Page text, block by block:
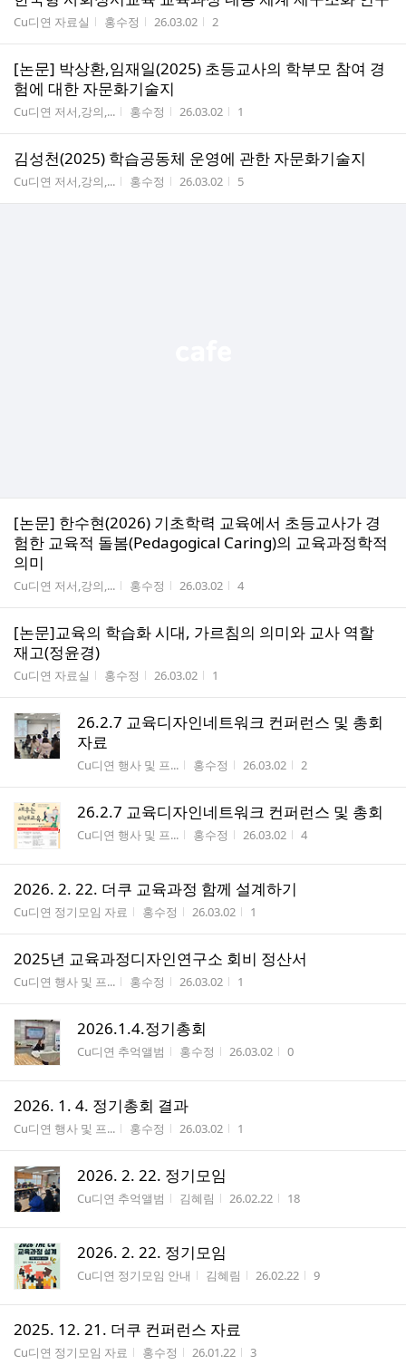
게시판명
Cu디연 자료실 작성자
홍수정 작성시간
26.03.02 조회수
2
[논문] 박상환,임재일(2025) 초등교사의 학부모 참여 경
험에 대한 자문화기술지
게시판명
Cu디연 저서,강의,... 작성자
홍수정 작성시간
26.03.02 조회수
1
김성천(2025) 학습공동체 운영에 관한 자문화기술지
게시판명
Cu디연 저서,강의,... 작성자
홍수정 작성시간
26.03.02 조회수
5
[논문] 한수현(2026) 기초학력 교육에서 초등교사가 경
험한 교육적 돌봄(Pedagogical Caring)의 교육과정학적
의미
게시판명
Cu디연 저서,강의,... 작성자
홍수정 작성시간
26.03.02 조회수
4
[논문]교육의 학습화 시대, 가르침의 의미와 교사 역할
재고(정윤경)
게시판명
Cu디연 자료실 작성자
홍수정 작성시간
26.03.02 조회수
1
26.2.7 교육디자인네트워크 컨퍼런스 및 총회
자료
게시판명
Cu디연 행사 및 프... 작성자
홍수정 작성시간
26.03.02 조회수
2
26.2.7 교육디자인네트워크 컨퍼런스 및 총회
게시판명
Cu디연 행사 및 프... 작성자
홍수정 작성시간
26.03.02 조회수
4
2026. 2. 22. 더쿠 교육과정 함께 설계하기
게시판명
Cu디연 정기모임 자료 작성자
홍수정 작성시간
26.03.02 조회수
1
2025년 교육과정디자인연구소 회비 정산서
게시판명
Cu디연 행사 및 프... 작성자
홍수정 작성시간
26.03.02 조회수
1
2026.1.4.정기총회
게시판명
Cu디연 추억앨범 작성자
홍수정 작성시간
26.03.02 조회수
0
2026. 1. 4. 정기총회 결과
게시판명
Cu디연 행사 및 프... 작성자
홍수정 작성시간
26.03.02 조회수
1
2026. 2. 22. 정기모임
게시판명
Cu디연 추억앨범 작성자
김혜림 작성시간
26.02.22 조회수
18
2026. 2. 22. 정기모임
게시판명
Cu디연 정기모임 안내 작성자
김혜림 작성시간
26.02.22 조회수
9
2025. 12. 21. 더쿠 컨퍼런스 자료
게시판명
Cu디연 정기모임 자료 작성자
홍수정 작성시간
26.01.22 조회수
3